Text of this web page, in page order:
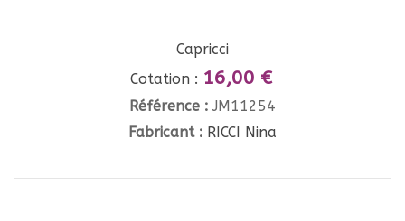
Capricci
Cotation : 16,00 €
Référence : JM11254
Fabricant : RICCI Nina